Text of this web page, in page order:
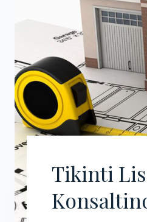
Tikinti